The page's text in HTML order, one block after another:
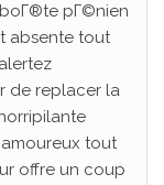
pГ©nien
absente tout
de replacer la
tout
offre un coup